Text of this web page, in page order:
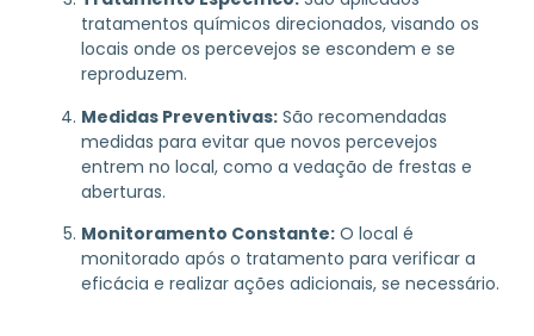
tratamentos químicos direcionados, visando os
locais onde os percevejos se escondem e se
reproduzem.
Medidas Preventivas: São recomendadas
medidas para evitar que novos percevejos
entrem no local, como a vedação de frestas e
aberturas.
Monitoramento Constante: O local é
monitorado após o tratamento para verificar a
eficácia e realizar ações adicionais, se necessário.